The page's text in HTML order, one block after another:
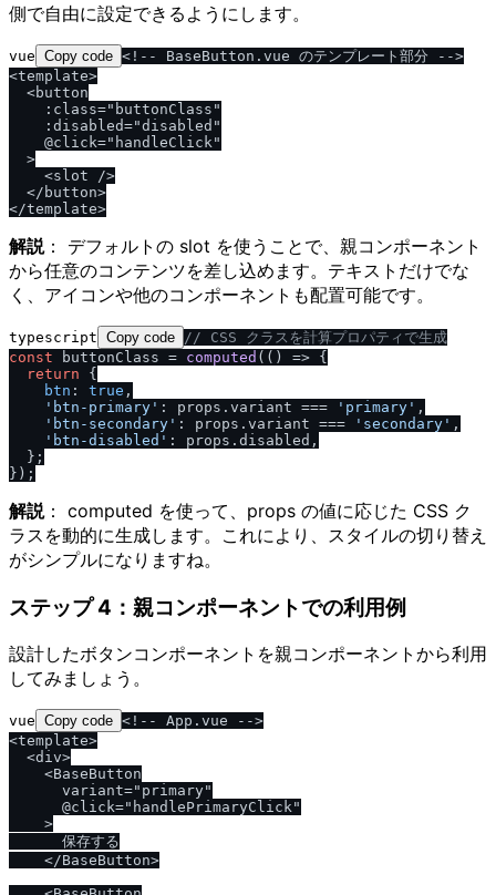
側で自由に設定できるようにします。
vue Copy code <!-- BaseButton.vue のテンプレート部分 -->
<template>
  <button
    :class="buttonClass"
    :disabled="disabled"
    @click="handleClick"
  >
    <slot />
  </button>
解説： デフォルトの slot を使うことで、親コンポーネント
から任意のコンテンツを差し込めます。テキストだけでな
く、アイコンや他のコンポーネントも配置可能です。
typescript Copy code / / CSS クラスを計算プロパティで生成
const buttonClass = computed ( () => {
return {
btn : true ,
'btn-primary' : props. variant === 'primary' ,
'btn-secondary' : props. variant === 'secondary' ,
'btn-disabled' : props. disabled ,
  };
解説： computed を使って、props の値に応じた CSS ク
ラスを動的に生成します。これにより、スタイルの切り替え
がシンプルになりますね。
ステップ 4：親コンポーネントでの利用例
設計したボタンコンポーネントを親コンポーネントから利用
してみましょう。
vue Copy code <!-- App.vue -->
<template>
  <div>
    <BaseButton
      variant="primary"
      @click="handlePrimaryClick"
    >
      保存する
    </BaseButton>